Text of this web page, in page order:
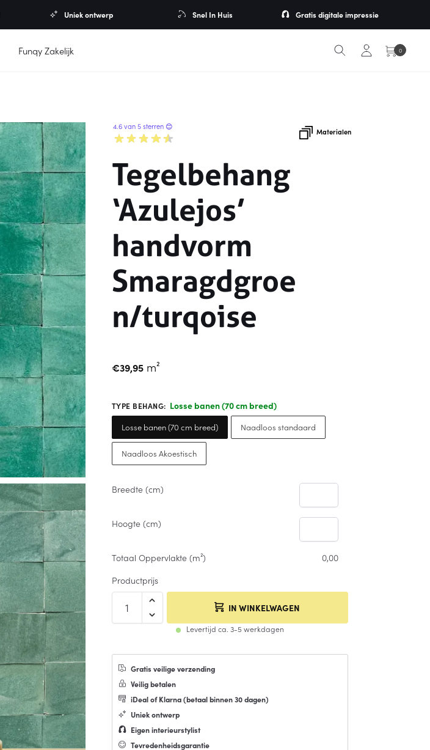
Uniek ontwerp Snel In Huis Gratis digitale impressie
Funqy Zakelijk 0
4.6 van 5 sterren 😊
Tegelbehang
‘Azulejos’
handvorm
Smaragdgroe
n/turqoise
€39,95m²
TYPE BEHANG: Losse banen (70 cm breed)
Losse banen (70 cm breed) Naadloos standaard
Naadloos Akoestisch
Breedte (cm)
Hoogte (cm)
Totaal Oppervlakte (m²)
0,00
Productprijs
IN WINKELWAGEN
Levertijd ca. 3-5 werkdagen
Gratis veilige verzending
Veilig betalen
iDeal of Klarna (betaal binnen 30 dagen)
Uniek ontwerp
Eigen interieurstylist
Tevredenheidsgarantie
Materialen